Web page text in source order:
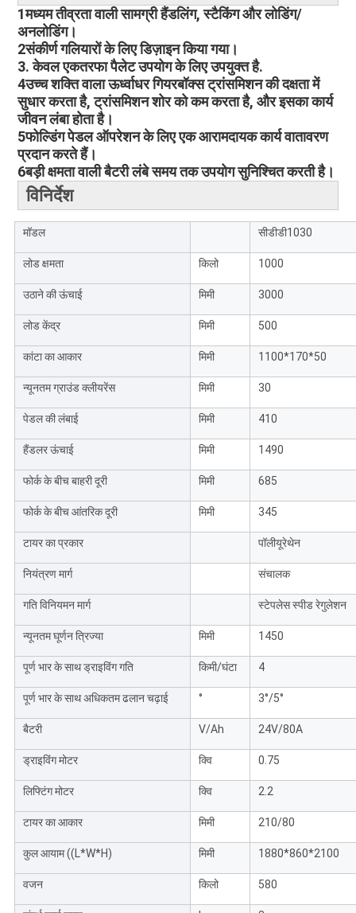
1मध्यम तीव्रता वाली सामग्री हैंडलिंग, स्टैकिंग और लोडिंग/
अनलोडिंग।
2संकीर्ण गलियारों के लिए डिज़ाइन किया गया।
3. केवल एकतरफा पैलेट उपयोग के लिए उपयुक्त है.
4उच्च शक्ति वाला ऊर्ध्वाधर गियरबॉक्स ट्रांसमिशन की दक्षता में
सुधार करता है, ट्रांसमिशन शोर को कम करता है, और इसका कार्य
जीवन लंबा होता है।
5फोल्डिंग पेडल ऑपरेशन के लिए एक आरामदायक कार्य वातावरण
प्रदान करते हैं।
6बड़ी क्षमता वाली बैटरी लंबे समय तक उपयोग सुनिश्चित करती है।
विनिर्देश
मॉडल सीडीडी1030
लोड क्षमता किलो 1000
उठाने की ऊंचाई मिमी 3000
लोड केंद्र मिमी 500
कांटा का आकार मिमी 1100*170*50
न्यूनतम ग्राउंड क्लीयरेंस मिमी 30
पेडल की लंबाई मिमी 410
हैंडलर ऊंचाई मिमी 1490
फोर्क के बीच बाहरी दूरी मिमी 685
फोर्क के बीच आंतरिक दूरी मिमी 345
टायर का प्रकार पॉलीयूरेथेन
नियंत्रण मार्ग संचालक
गति विनियमन मार्ग स्टेपलेस स्पीड रेगुलेशन
न्यूनतम घूर्णन त्रिज्या मिमी 1450
पूर्ण भार के साथ ड्राइविंग गति किमी/घंटा 4
पूर्ण भार के साथ अधिकतम ढलान चढ़ाई ° 3°/5°
बैटरी V/Ah 24V/80A
ड्राइविंग मोटर क्वि 0.75
लिफ्टिंग मोटर क्वि 2.2
टायर का आकार मिमी 210/80
कुल आयाम ((L*W*H) मिमी 1880*860*2100
वजन किलो 580